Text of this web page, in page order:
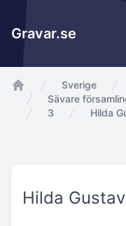
Gravar.se
app.Start
Sverige
Sävare
3
Hilda
Hilda